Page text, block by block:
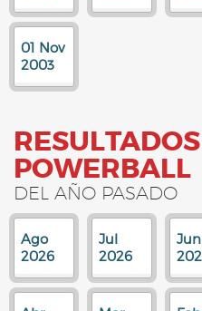
01 Nov
2003
POWERBALL
DEL AÑO PASADO
Ago
2026
Jul
2026
Jun